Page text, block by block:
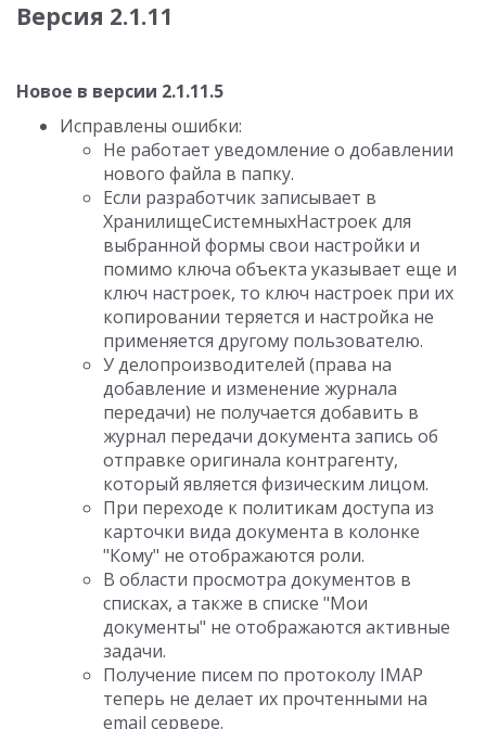
Версия 2.1.11
Новое в версии 2.1.11.5
Исправлены ошибки:
Не работает уведомление о добавлении
нового файла в папку.
Если разработчик записывает в
ХранилищеСистемныхНастроек для
выбранной формы свои настройки и
помимо ключа объекта указывает еще и
ключ настроек, то ключ настроек при их
копировании теряется и настройка не
применяется другому пользователю.
У делопроизводителей (права на
добавление и изменение журнала
передачи) не получается добавить в
журнал передачи документа запись об
отправке оригинала контрагенту,
который является физическим лицом.
При переходе к политикам доступа из
карточки вида документа в колонке
"Кому" не отображаются роли.
В области просмотра документов в
списках, а также в списке "Мои
документы" не отображаются активные
задачи.
Получение писем по протоколу IMAP
теперь не делает их прочтенными на
email сервере.